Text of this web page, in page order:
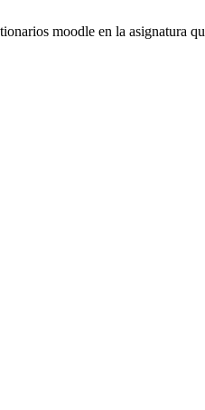
moodle en la asignatura